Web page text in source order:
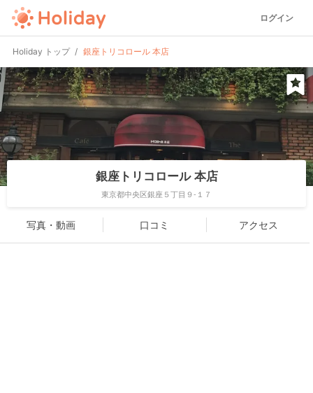
ログイン
Holiday トップ 銀座トリコロール 本店
銀座トリコロール 本店
東京都中央区銀座５丁目９-１７
写真・動画 口コミ アクセス